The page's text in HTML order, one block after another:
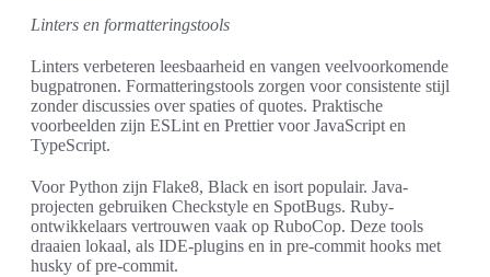
Linters en formatteringstools
Linters verbeteren leesbaarheid en vangen veelvoorkomende
bugpatronen. Formatteringstools zorgen voor consistente stijl
zonder discussies over spaties of quotes. Praktische
voorbeelden zijn ESLint en Prettier voor JavaScript en
TypeScript.
Voor Python zijn Flake8, Black en isort populair. Java-
projecten gebruiken Checkstyle en SpotBugs. Ruby-
ontwikkelaars vertrouwen vaak op RuboCop. Deze tools
draaien lokaal, als IDE-plugins en in pre-commit hooks met
husky of pre-commit.